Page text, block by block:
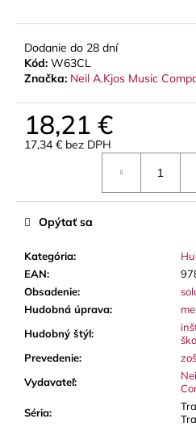
Dodanie do 28 dní
Kód: W63CL
Značka: Neil A.Kjos Music
18,21 €
17,34 € bez DPH
Kategória:
EAN:
Obsadenie:
Hudobná úprava:
Hudobný štýl:
Prevedenie:
Vydavateľ:
Séria:
Opýtať sa